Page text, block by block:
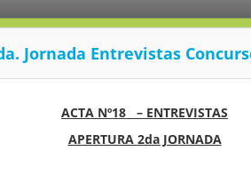
Jornada Entrevistas
ACTA Nº18 – ENTREVISTAS
APERTURA 2da JORNADA